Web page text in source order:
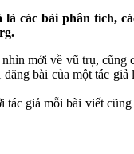
các bài phân tích,
mới về vũ trụ, cũng
bài của một tác giả
giả mỗi bài viết